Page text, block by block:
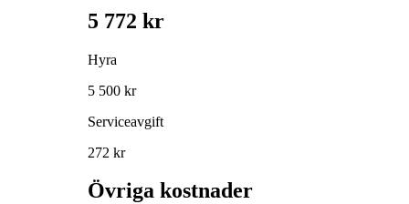
5 772 kr
Hyra
5 500 kr
Serviceavgift
272 kr
Övriga kostnader